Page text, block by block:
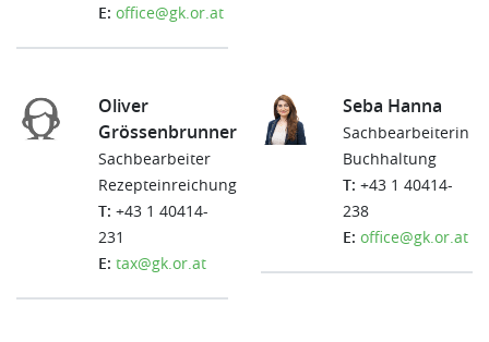
E: office@gk.or.at
Oliver
Grössenbrunner
Sachbearbeiter
Rezepteinreichung
T: +43 1 40414-
231
E: tax@gk.or.at
Seba Hanna
Sachbearbeiterin
Buchhaltung
T: +43 1 40414-
238
E: office@gk.or.at